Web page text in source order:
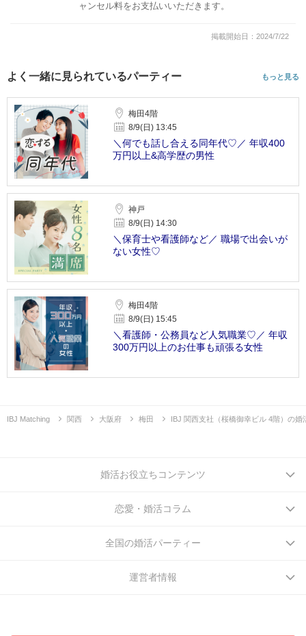
ャンセル料をお支払いいただきます。
掲載開始日：2024/7/22
よく一緒に見られているパーティー もっと見る
梅田4階
8/9(日) 13:45
＼何でも話し合える同年代♡／ 年収400
万円以上&高学歴の男性
神戸
8/9(日) 14:30
＼保育士や看護師など／ 職場で出会いが
ない女性♡
梅田4階
8/9(日) 15:45
＼看護師・公務員など人気職業♡／ 年収
300万円以上のお仕事も頑張る女性
IBJ Matching 関西 大阪府 梅田 IBJ 関西支社（桜橋御幸ビル 4階）の婚
婚活お役立ちコンテンツ
恋愛・婚活コラム
全国の婚活パーティー
運営者情報